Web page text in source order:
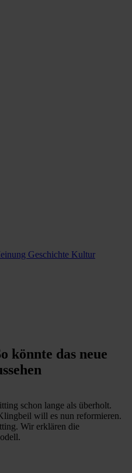
Geschichte Kultur
könnte das neue
schon lange als überholt.
will es nun reformieren.
Wir erklären die